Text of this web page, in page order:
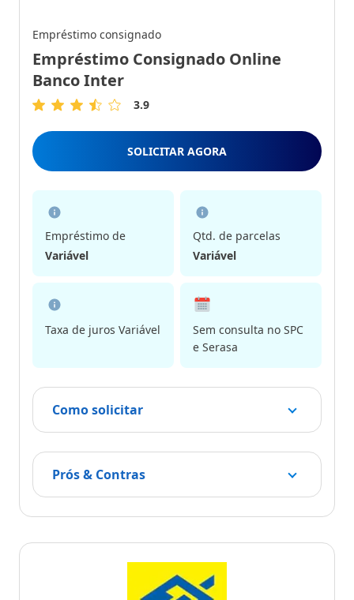
Empréstimo consignado
Empréstimo Consignado Online
Banco Inter
3.9
5
Estrelas
3.9
SOLICITAR AGORA
Empréstimo de
Variável
Qtd. de parcelas
Variável
Taxa de juros Variável
Sem consulta no SPC
e Serasa
Como solicitar
Prós & Contras